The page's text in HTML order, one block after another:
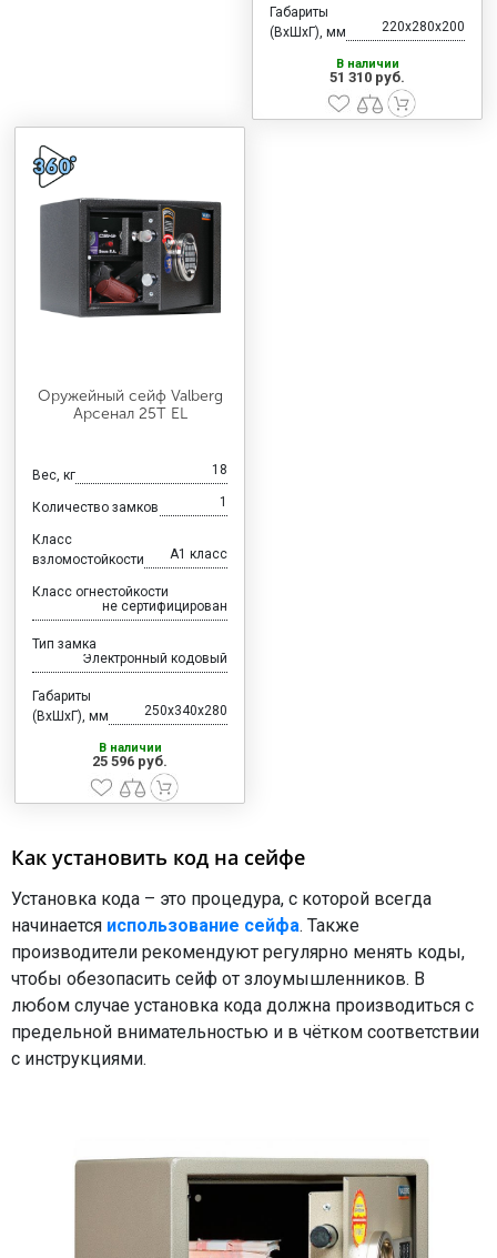
Габариты
(ВхШхГ), мм
220x280x200
В наличии
51 310 руб.
Оружейный сейф Valberg
Арсенал 25T EL
Вес, кг 18
Количество замков 1
Класс
взломостойкости
A1 класс
Класс огнестойкости
не сертифицирован
Тип замка
Электронный кодовый
Габариты
(ВхШхГ), мм
250x340x280
В наличии
25 596 руб.
Как установить код на сейфе
Установка кода – это процедура, с которой всегда
начинается использование сейфа. Также
производители рекомендуют регулярно менять коды,
чтобы обезопасить сейф от злоумышленников. В
любом случае установка кода должна производиться с
предельной внимательностью и в чётком соответствии
с инструкциями.